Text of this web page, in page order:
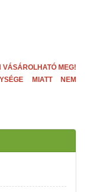
MEG!
MIATT NEM